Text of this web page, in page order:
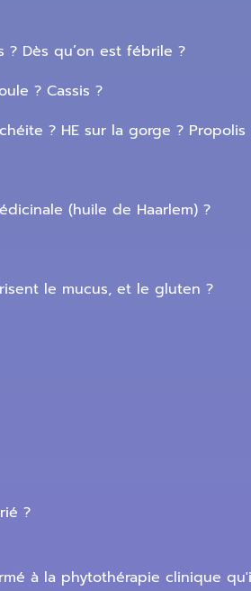
? Dès qu’on est fébrile ?
? Cassis ?
? HE sur la gorge ? Propolis
(huile de Haarlem) ?
le mucus, et le gluten ?
?
à la phytothérapie clinique